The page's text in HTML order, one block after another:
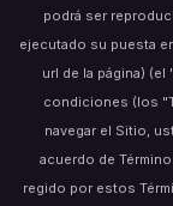
podrá ser
ejecutado su puesta
url de la página)
condiciones (los
navegar el Sitio,
acuerdo de
regido por estos